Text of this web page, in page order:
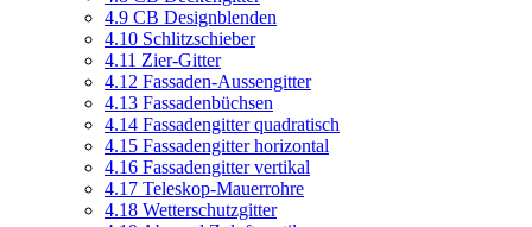
4.9 CB Designblenden
4.10 Schlitzschieber
4.11 Zier-Gitter
4.12 Fassaden-Aussengitter
4.13 Fassadenbüchsen
4.14 Fassadengitter quadratisch
4.15 Fassadengitter horizontal
4.16 Fassadengitter vertikal
4.17 Teleskop-Mauerrohre
4.18 Wetterschutzgitter